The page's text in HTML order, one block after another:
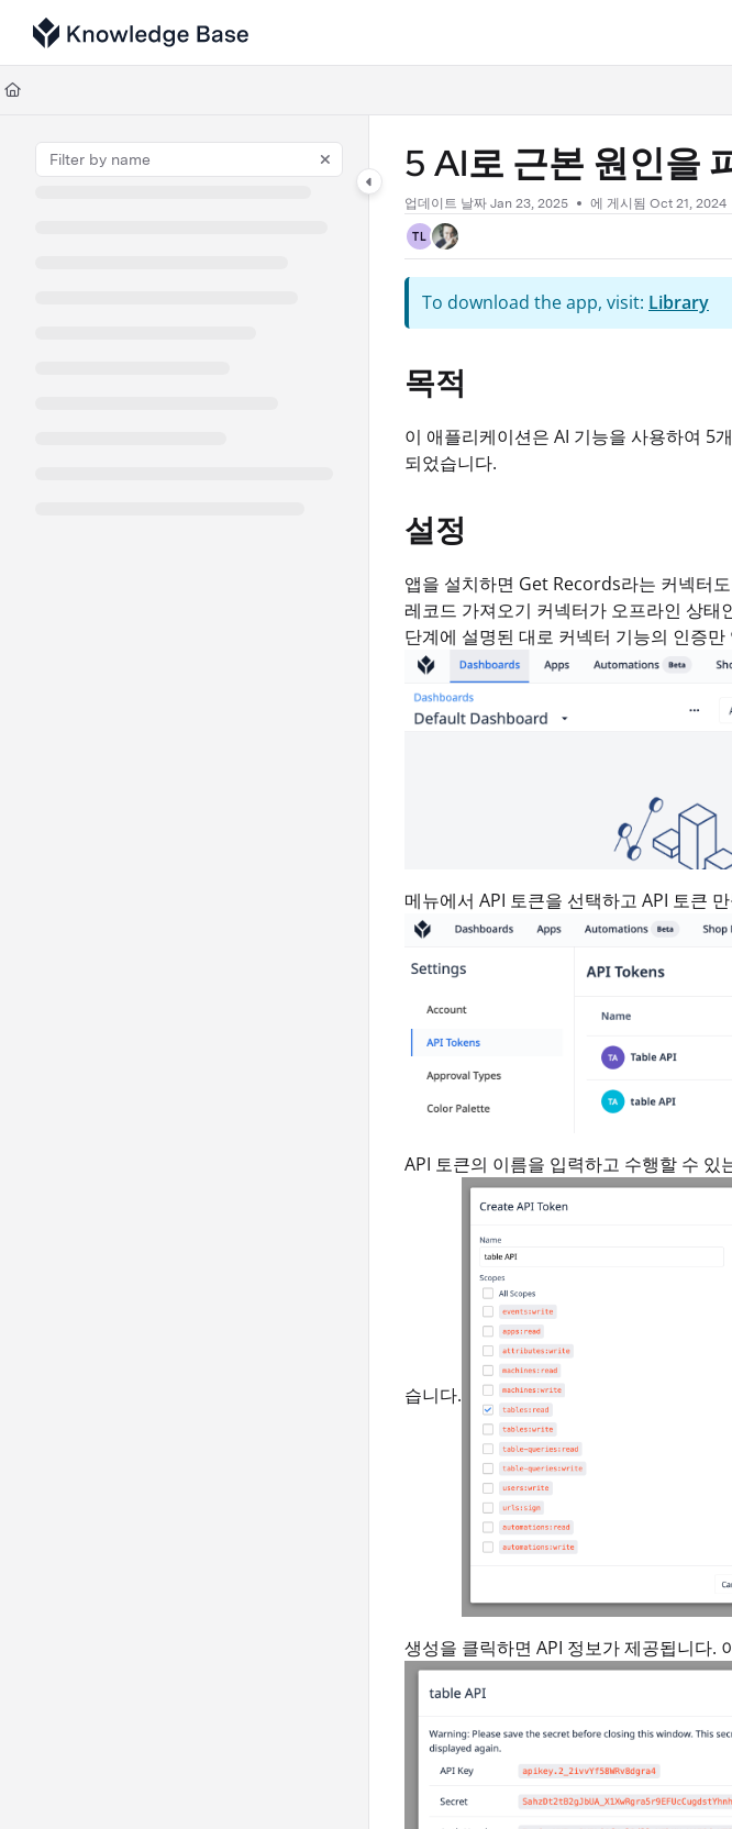
Documentation Index
Fetch the complete documentation index at:
Use this file to discover all available pages before exploring further.
5 AI로 근본 원인을
업데이트 날짜 Jan 23, 2025 에 게시됨 Oct 21, 2024
TL
To download the app, visit: Library
목적
이 애플리케이션은 AI 기능을 사용하여 5
되었습니다.
설정
앱을 설치하면 Get Records라는 커넥터
레코드 가져오기 커넥터가 오프라인 상
단계에 설명된 대로 커넥터 기능의 인증
메뉴에서 API 토큰을 선택하고 API 토큰
API 토큰의 이름을 입력하고 수행할 수
습니다.
생성을 클릭하면 API 정보가 제공됩니다.